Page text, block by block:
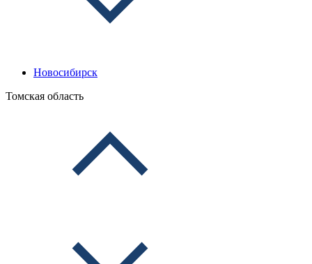
Новосибирск
Томская область